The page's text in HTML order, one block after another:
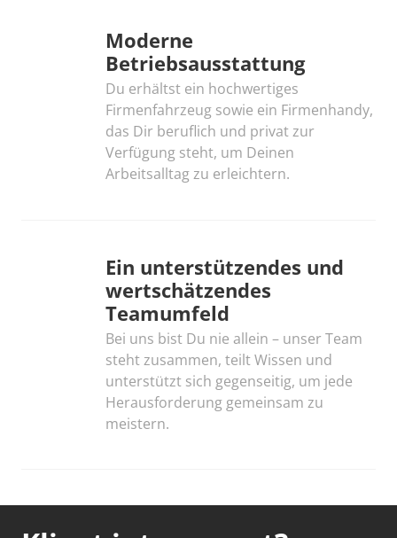
Moderne
Betriebsausstattung
Du erhältst ein hochwertiges
Firmenfahrzeug sowie ein Firmenhandy,
das Dir beruflich und privat zur
Verfügung steht, um Deinen
Arbeitsalltag zu erleichtern.
Ein unterstützendes und
wertschätzendes
Teamumfeld
Bei uns bist Du nie allein – unser Team
steht zusammen, teilt Wissen und
unterstützt sich gegenseitig, um jede
Herausforderung gemeinsam zu
meistern.